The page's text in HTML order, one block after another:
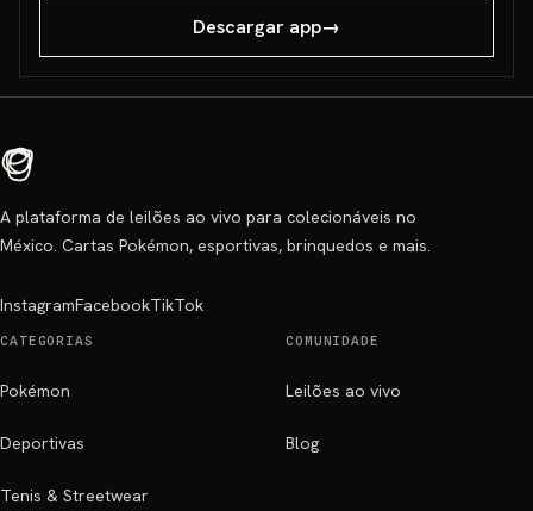
Descargar app→
A plataforma de leilões ao vivo para colecionáveis no
México. Cartas Pokémon, esportivas, brinquedos e mais.
InstagramFacebookTikTok
CATEGORIAS
Pokémon
Deportivas
Tenis & Streetwear
COMUNIDADE
Leilões ao vivo
Blog